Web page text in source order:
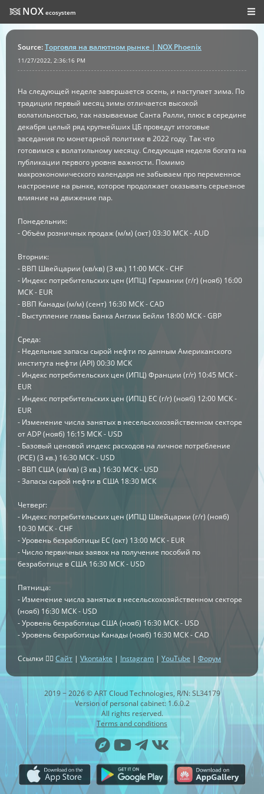
NOX ecosystem
Source:Торговля на валютном рынке | NOX Phoenix
11/27/2022, 2:36:16 PM
На следующей неделе завершается осень, и наступает зима. По
традиции первый месяц зимы отличается высокой
волатильностью, так называемые Санта Ралли, плюс в середине
декабря целый ряд крупнейших ЦБ проведут итоговые
заседания по монетарной политике в 2022 году. Так что
готовимся к волатильному месяцу. Следующая неделя богата на
публикации первого уровня важности. Помимо
макроэкономического календаря не забываем про переменное
настроение на рынке, которое продолжает оказывать серьезное
влияние на движение пар.
Понедельник:
- Объём розничных продаж (м/м) (окт) 03:30 МСК - AUD
Вторник:
- ВВП Швейцарии (кв/кв) (3 кв.) 11:00 МСК - CHF
- Индекс потребительских цен (ИПЦ) Германии (г/г) (нояб) 16:00
МСК - EUR
- ВВП Канады (м/м) (сент) 16:30 МСК - CAD
- Выступление главы Банка Англии Бейли 18:00 МСК - GBP
Среда:
- Недельные запасы сырой нефти по данным Американского
института нефти (API) 00:30 МСК
- Индекс потребительских цен (ИПЦ) Франции (г/г) 10:45 МСК -
EUR
- Индекс потребительских цен (ИПЦ) ЕС (г/г) (нояб) 12:00 МСК -
EUR
- Изменение числа занятых в несельскохозяйственном секторе
от ADP (нояб) 16:15 МСК - USD
- Базовый ценовой индекс расходов на личное потребление
(PCE) (3 кв.) 16:30 МСК - USD
- ВВП США (кв/кв) (3 кв.) 16:30 МСК - USD
- Запасы сырой нефти в США 18:30 МСК
Четверг:
- Индекс потребительских цен (ИПЦ) Швейцарии (г/г) (нояб)
10:30 МСК - CHF
- Уровень безработицы ЕС (окт) 13:00 МСК - EUR
- Число первичных заявок на получение пособий по
безработице в США 16:30 МСК - USD
Пятница:
- Изменение числа занятых в несельскохозяйственном секторе
(нояб) 16:30 МСК - USD
- Уровень безработицы США (нояб) 16:30 МСК - USD
- Уровень безработицы Канады (нояб) 16:30 МСК - CAD
Ссылки 👉🏻 Сайт | Vkontakte | Instagram | YouTube | Форум
2019 − 2026 © ART Cloud Technologies, R/N: SL34179
Version of personal cabinet: 1.6.0.2
All rights reserved.
Terms and conditions